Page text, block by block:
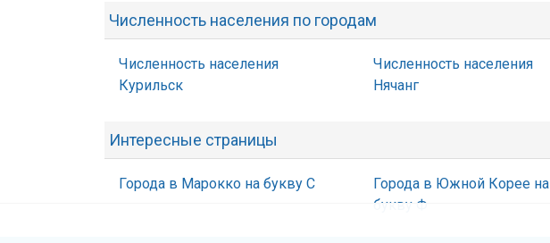
Численность населения по городам
Численность населения
Курильск
Численность населения
Нячанг
Интересные страницы
Города в Марокко на букву С
Города в Южной Корее на
букву Ф